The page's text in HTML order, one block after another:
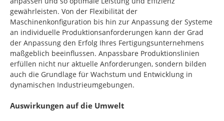
gewährleisten. Von der Flexibilität der
Maschinenkonfiguration bis hin zur Anpassung der Systeme
an individuelle Produktionsanforderungen kann der Grad
der Anpassung den Erfolg Ihres Fertigungsunternehmens
maßgeblich beeinflussen. Anpassbare Produktionslinien
erfüllen nicht nur aktuelle Anforderungen, sondern bilden
auch die Grundlage für Wachstum und Entwicklung in
dynamischen Industrieumgebungen.
Auswirkungen auf die Umwelt